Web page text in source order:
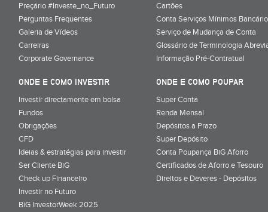
Preçário #Investe_no_Futuro
Perguntas Frequentes
Galeria de Vídeos
Carreiras
Corporate Governance
Cartões
Conta Serviços Mínimos
Serviço de Mudança de Conta
Glossário de Terminologia
Informação Pré-Contratual
ONDE E COMO INVESTIR
Investir directamente em bolsa
Fundos
Obrigações
CFD
Ideias & estratégias para investir
Ser Cliente BiG
Check up Financeiro
Investir no Futuro
BiG InvestorWeek 2025;
ONDE E COMO POUPAR
Super Conta
Renda Mensal
Depósitos a Prazo
Super Depósito
Conta Poupança BiG Aforro
Certificados de Aforro e Tesouro
Direitos e Deveres - Depósitos